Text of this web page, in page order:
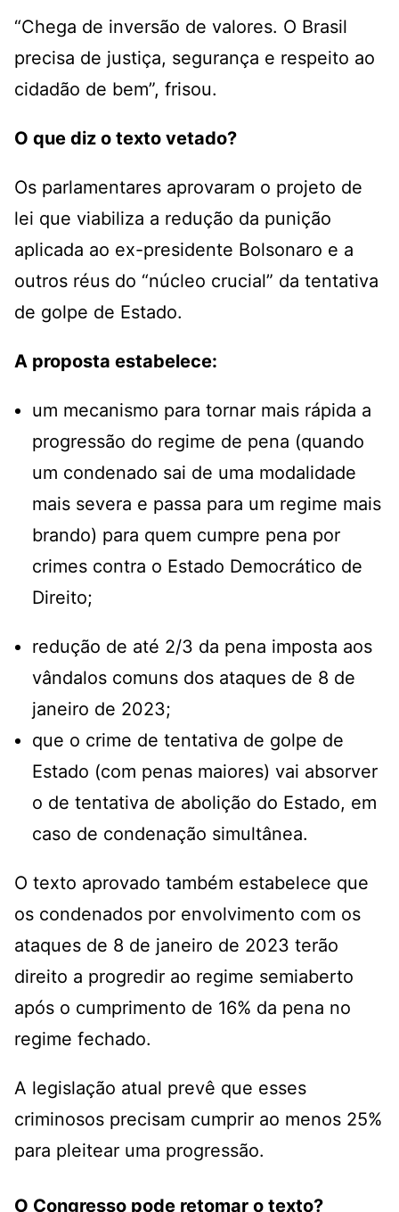
“Chega de inversão de valores. O Brasil
precisa de justiça, segurança e respeito ao
cidadão de bem”, frisou.
O que diz o texto vetado?
Os parlamentares aprovaram o projeto de
lei que viabiliza a redução da punição
aplicada ao ex-presidente Bolsonaro e a
outros réus do “núcleo crucial” da tentativa
de golpe de Estado.
A proposta estabelece:
um mecanismo para tornar mais rápida a
progressão do regime de pena (quando
um condenado sai de uma modalidade
mais severa e passa para um regime mais
brando) para quem cumpre pena por
crimes contra o Estado Democrático de
Direito;
redução de até 2/3 da pena imposta aos
vândalos comuns dos ataques de 8 de
janeiro de 2023;
que o crime de tentativa de golpe de
Estado (com penas maiores) vai absorver
o de tentativa de abolição do Estado, em
caso de condenação simultânea.
O texto aprovado também estabelece que
os condenados por envolvimento com os
ataques de 8 de janeiro de 2023 terão
direito a progredir ao regime semiaberto
após o cumprimento de 16% da pena no
regime fechado.
A legislação atual prevê que esses
criminosos precisam cumprir ao menos 25%
para pleitear uma progressão.
O Congresso pode retomar o texto?